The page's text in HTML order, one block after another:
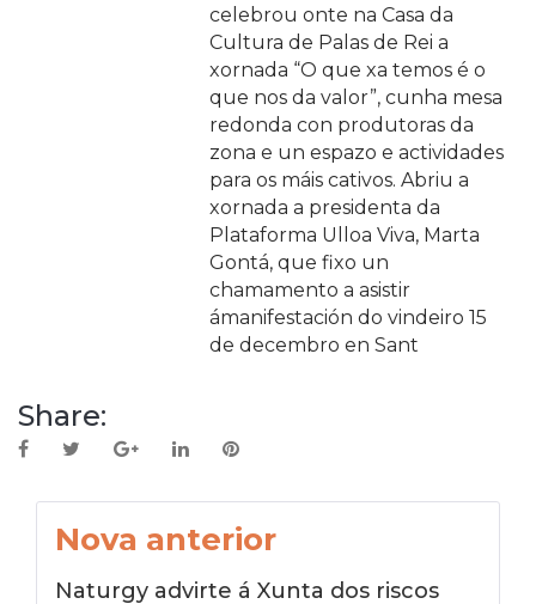
celebrou onte na Casa da
Cultura de Palas de Rei a
xornada “O que xa temos é o
que nos da valor”, cunha mesa
redonda con produtoras da
zona e un espazo e actividades
para os máis cativos. Abriu a
xornada a presidenta da
Plataforma Ulloa Viva, Marta
Gontá, que fixo un
chamamento a asistir
ámanifestación do vindeiro 15
de decembro en Sant
Share:
Facebook
TwitterGoogle+LinkedInPinterest
Navegación
Nova anterior
Naturgy advirte á Xunta dos riscos